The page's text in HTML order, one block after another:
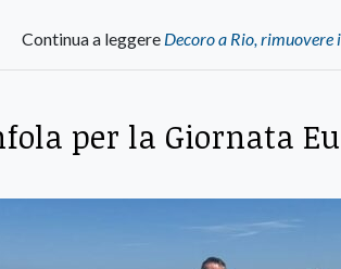
Continua a leggere Decoro a Rio,
per la Giornata